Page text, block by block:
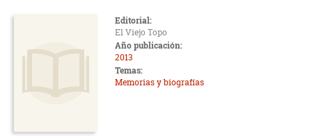
Editorial:
El Viejo Topo
Año publicación:
2013
Temas:
Memorias y biografías